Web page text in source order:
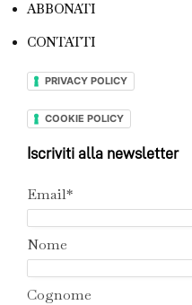
ABBONATI
CONTATTI
PRIVACY POLICY
COOKIE POLICY
Iscriviti alla newsletter
Email*
Nome
Cognome